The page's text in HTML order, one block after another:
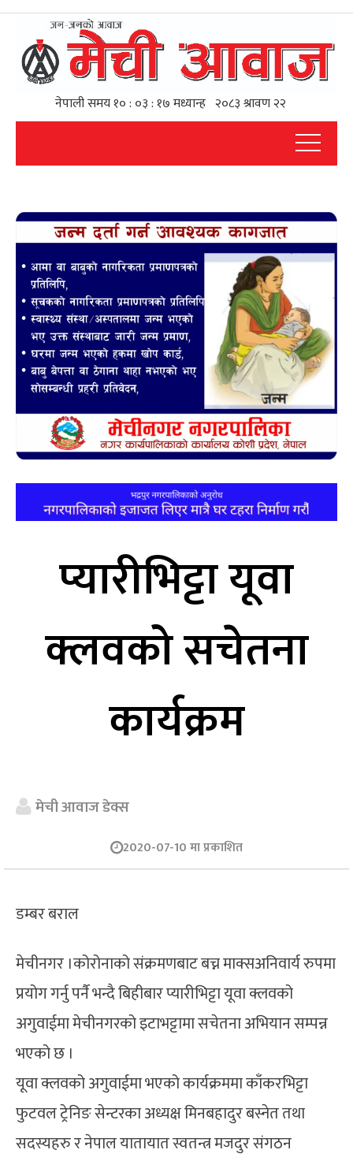
प्यारीभिट्टा यूवा
क्लवको सचेतना
कार्यक्रम
मेची आवाज डेक्स
2020-07-10 मा प्रकाशित
डम्बर बराल
मेचीनगर ।कोरोनाको संक्रमणबाट बच्न माक्सअनिवार्य रुपमा
प्रयोग गर्नु पर्नै भन्दै बिहीबार प्यारीभिट्टा यूवा क्लवको
अगुवाईमा मेचीनगरको इटाभट्टामा सचेतना अभियान सम्पन्न
भएको छ ।
यूवा क्लवको अगुवाईमा भएको कार्यक्रममा काँकरभिट्टा
फुटवल ट्रेनिङ सेन्टरका अध्यक्ष मिनबहादुर बस्नेत तथा
सदस्यहरु र नेपाल यातायात स्वतन्त्र मजदुर संगठन